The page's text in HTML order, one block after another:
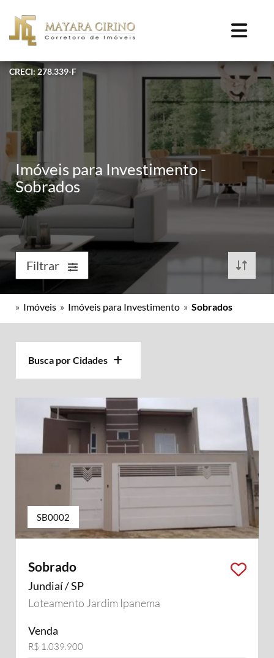
CRECI: 278.339-F
Imóveis para Investimento -
Sobrados
Filtrar
» Imóveis » Imóveis para Investimento » Sobrados
Busca por Cidades
SB0002
Sobrado
Jundiaí / SP
Loteamento Jardim Ipanema
Venda
R$ 1.039.900